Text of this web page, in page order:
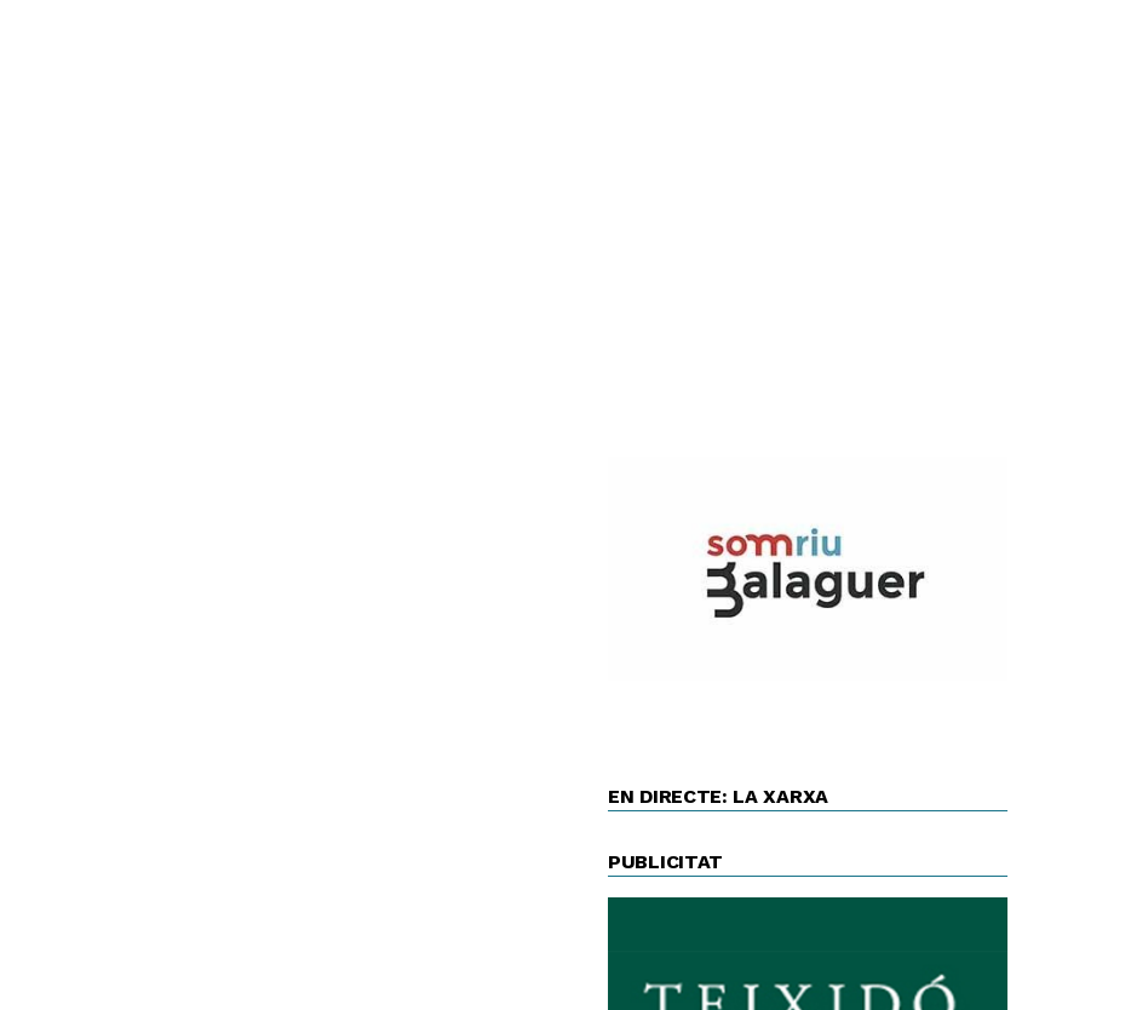
EN DIRECTE: LA XARXA
PUBLICITAT